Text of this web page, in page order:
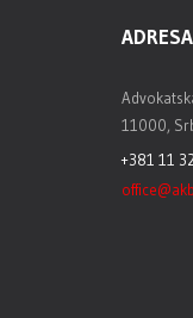
ADRESA
11000,
+381 11